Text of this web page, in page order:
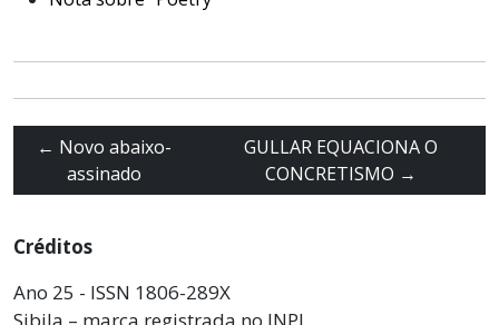
← Novo abaixo-
assinado
GULLAR EQUACIONA O
CONCRETISMO →
Créditos
Ano 25 - ISSN 1806-289X
Sibila – marca registrada no INPI